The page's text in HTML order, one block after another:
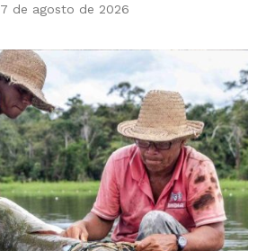
7 de agosto de 2026